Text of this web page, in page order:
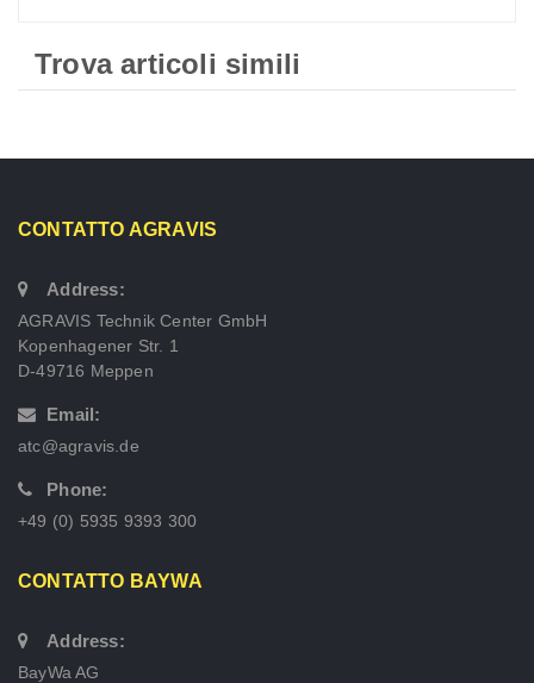
Trova articoli simili
CONTATTO AGRAVIS
Address:
AGRAVIS Technik Center GmbH
Kopenhagener Str. 1
D-49716 Meppen
Email:
atc@agravis.de
Phone:
+49 (0) 5935 9393 300
CONTATTO BAYWA
Address:
BayWa AG